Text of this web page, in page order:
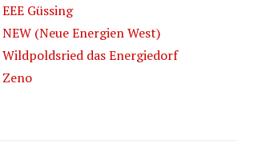
EEE Güssing
NEW (Neue Energien West)
Wildpoldsried das Energiedorf
Zeno